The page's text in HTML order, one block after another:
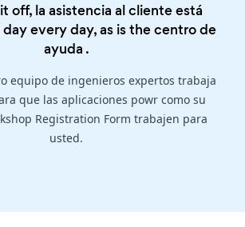
off, la asistencia al cliente está
every day, as is thecentro de
ayuda .
equipo de ingenieros expertos trabaja
que las aplicaciones powr como su
Registration Form trabajen para
usted.